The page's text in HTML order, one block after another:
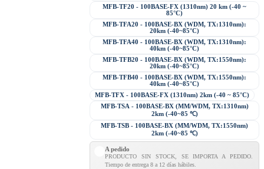
MFB-TF20 - 100BASE-FX (1310nm) 20 km (-40 ~
85°C)
MFB-TFA20 - 100BASE-BX (WDM, TX:1310nm):
20km (-40~85°C)
MFB-TFA40 - 100BASE-BX (WDM, TX:1310nm):
40km (-40~85°C)
MFB-TFB20 - 100BASE-BX (WDM, TX:1550nm):
20km (-40~85°C)
MFB-TFB40 - 100BASE-BX (WDM, TX:1550nm):
40km (-40~85°C)
MFB-TFX - 100BASE-FX (1310nm) 2km (-40 ~ 85°C)
MFB-TSA - 100BASE-BX (MM/WDM, TX:1310nm)
2km (-40~85 ℃)
MFB-TSB - 100BASE-BX (MM/WDM, TX:1550nm)
2km (-40~85 ℃)
A pedido
PRODUCTO SIN STOCK, SE IMPORTA A PEDIDO.
Tiempo de entrega 8 a 12 días hábiles.